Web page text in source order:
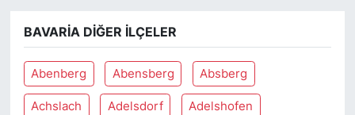
BAVARIA DIĞER İLÇELER
Abenberg Abensberg Absberg
Achslach Adelsdorf Adelshofen